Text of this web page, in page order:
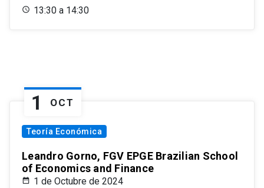
13:30 a 14:30
1 OCT
Teoría Económica
Leandro Gorno, FGV EPGE Brazilian School
of Economics and Finance
1 de Octubre de 2024